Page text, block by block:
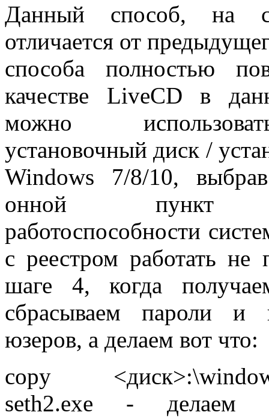
Данный способ, на
отличается от
способа полностью
качестве LiveCD в
можно
установочный диск /
Windows 7/8/10,
онной пункт
работоспособности
с реестром работать
шаге 4, когда
сбрасываем пароли и
юзеров, а делаем вот что:
copy
seth2.exe - делаем